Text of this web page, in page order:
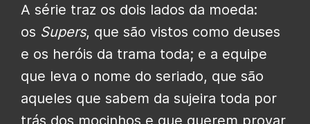
A série traz os dois lados da moeda:
os Supers, que são vistos como deuses
e os heróis da trama toda; e a equipe
que leva o nome do seriado, que são
aqueles que sabem da sujeira toda por
trás dos mocinhos e que querem provar